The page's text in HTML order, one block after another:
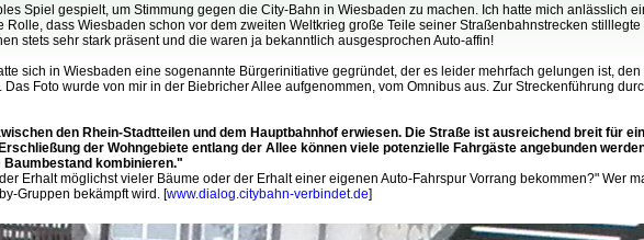
Spiel gespielt, um Stimmung gegen die City-Bahn in Wiesbaden zu machen. Ich hatte mich anlässlich
dass Wiesbaden schon vor dem zweiten Weltkrieg große Teile seiner Straßenbahnstrecken
stets sehr stark präsent und die waren ja bekanntlich ausgesprochen Auto-affin!
sich in Wiesbaden eine sogenannte Bürgerinitiative gegründet, der es leider mehrfach gelungen ist,
Foto wurde von mir in der Biebricher Allee aufgenommen, vom Omnibus aus. Zur Streckenführung
den Rhein-Stadtteilen und dem Hauptbahnhof erwiesen. Die Straße ist ausreichend breit für
der Wohngebiete entlang der Allee können viele potenzielle Fahrgäste angebunden
kombinieren."
Erhalt möglichst vieler Bäume oder der Erhalt einer eigenen Auto-Fahrspur Vorrang bekommen?" Wer
Gruppen bekämpft wird. [www.dialog.citybahn-verbindet.de]